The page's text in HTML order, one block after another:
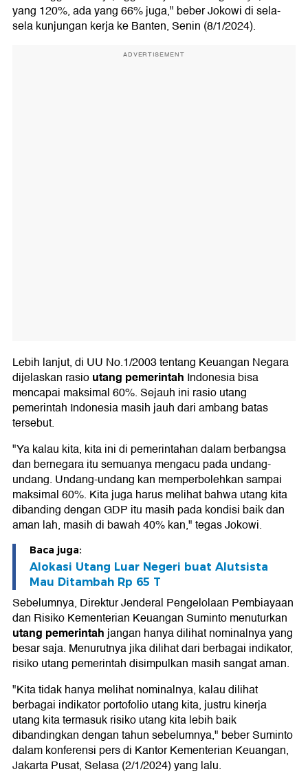
yang 120%, ada yang 66% juga," beber Jokowi di sela-
sela kunjungan kerja ke Banten, Senin (8/1/2024).
ADVERTISEMENT
Lebih lanjut, di UU No.1/2003 tentang Keuangan Negara
dijelaskan rasioutang pemerintah Indonesia bisa
mencapai maksimal 60%. Sejauh ini rasio utang
pemerintah Indonesia masih jauh dari ambang batas
tersebut.
"Ya kalau kita, kita ini di pemerintahan dalam berbangsa
dan bernegara itu semuanya mengacu pada undang-
undang. Undang-undang kan memperbolehkan sampai
maksimal 60%. Kita juga harus melihat bahwa utang kita
dibanding dengan GDP itu masih pada kondisi baik dan
aman lah, masih di bawah 40% kan," tegas Jokowi.
Baca juga:
Alokasi Utang Luar Negeri buat Alutsista
Mau Ditambah Rp 65 T
Sebelumnya, Direktur Jenderal Pengelolaan Pembiayaan
dan Risiko Kementerian Keuangan Suminto menuturkan
utang pemerintahjangan hanya dilihat nominalnya yang
besar saja. Menurutnya jika dilihat dari berbagai indikator,
risiko utang pemerintah disimpulkan masih sangat aman.
"Kita tidak hanya melihat nominalnya, kalau dilihat
berbagai indikator portofolio utang kita, justru kinerja
utang kita termasuk risiko utang kita lebih baik
dibandingkan dengan tahun sebelumnya," beber Suminto
dalam konferensi pers di Kantor Kementerian Keuangan,
Jakarta Pusat, Selasa (2/1/2024) yang lalu.